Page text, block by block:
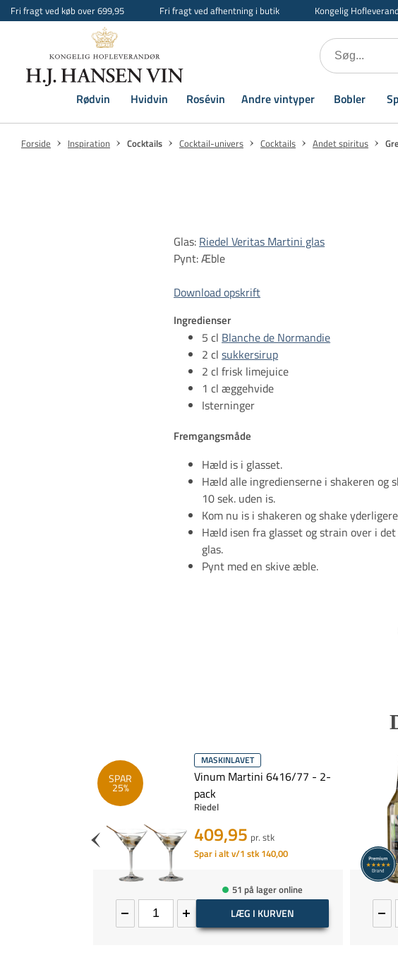
Fri fragt ved køb over 699,95 Fri fragt ved afhentning i butik Kongelig
Rødvin Hvidvin Rosévin Andre vintyper Bobler
Forside Inspiration Cocktails Cocktail-univers Cocktails Andet spiritus
Glas: Riedel Veritas Martini glas
Pynt: Æble
Download opskrift
Ingredienser
5 cl Blanche de Normandie
2 clsukkersirup
2 cl frisk limejuice
1 cl æggehvide
Isterninger
Fremgangsmåde
Hæld is i glasset.
Hæld alle ingredienserne i shakeren og
10 sek. uden is.
Kom nu is i shakeren og shake
Hæld isen fra glasset og strain over i
glas.
Pynt med en skive æble.
SPAR
25%
MASKINLAVET
Vinum Martini 6416/77 - 2-
pack
Riedel
409,95 pr. stk
Spar i alt v/1 stk 140,00
51 på lager online
LÆG I KURVEN